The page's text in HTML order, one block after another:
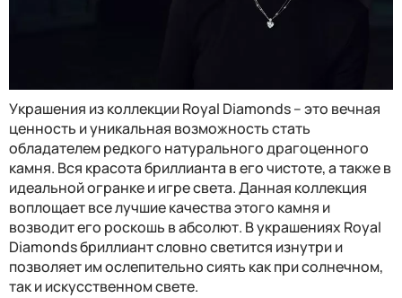
Украшения из коллекции Royal Diamonds – это вечная
ценность и уникальная возможность стать
обладателем редкого натурального драгоценного
камня. Вся красота бриллианта в его чистоте, а также в
идеальной огранке и игре света. Данная коллекция
воплощает все лучшие качества этого камня и
возводит его роскошь в абсолют. В украшениях Royal
Diamonds бриллиант словно светится изнутри и
позволяет им ослепительно сиять как при солнечном,
так и искусственном свете.